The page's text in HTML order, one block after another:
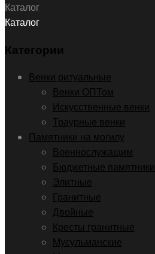
Каталог
Каталог
Категории
Венки ритуальные
Венки ОПТом
Искусственные венки
Траурные венки
Памятники на могилу
Военнослужащим
Бюджетные памятники
Элитные
Гранитные
Двойные
Кресты гранитные
Мусульманские